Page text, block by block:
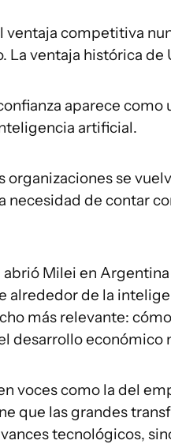
ventaja competitiva
La ventaja histórica de
aparece como
artificial.
organizaciones se
necesidad de contar
Milei en
alrededor de la
más relevante:
desarrollo económico
voces como la del
que las grandes
tecnológicos,